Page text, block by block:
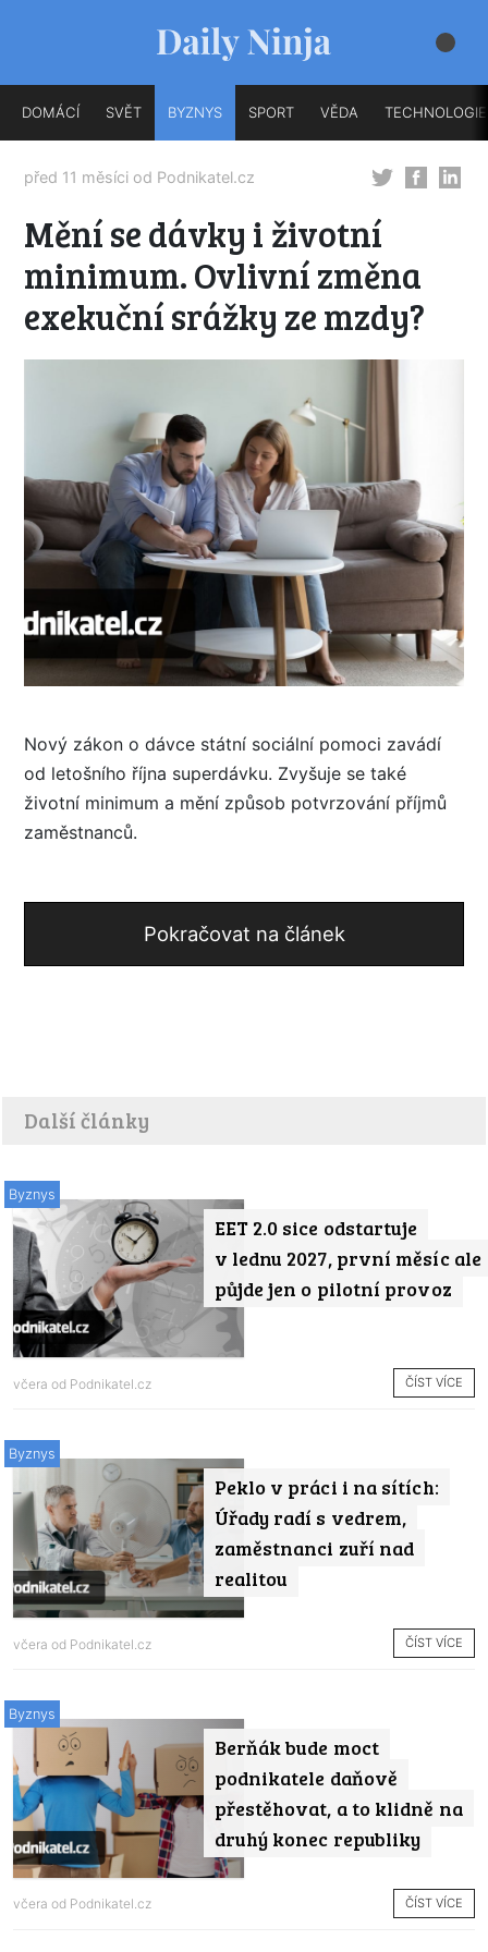
DOMÁCÍ SVĚT BYZNYS SPORT VĚDA TECHNOLOGIE
před 11 měsíci od Podnikatel.cz
Mění se dávky i životní
minimum. Ovlivní změna
exekuční srážky ze mzdy?
Nový zákon o dávce státní sociální pomoci zavádí
od letošního října superdávku. Zvyšuje se také
životní minimum a mění způsob potvrzování příjmů
zaměstnanců.
Pokračovat na článek
Další články
EET 2.0 sice odstartuje
v lednu 2027, první měsíc ale
půjde jen o pilotní provoz
Byznys
včera od Podnikatel.cz ČÍST VÍCE
Peklo v práci i na sítích:
Úřady radí s vedrem,
zaměstnanci zuří nad
realitou
Byznys
včera od Podnikatel.cz ČÍST VÍCE
Berňák bude moct
podnikatele daňově
přestěhovat, a to klidně na
druhý konec republiky
Byznys
včera od Podnikatel.cz ČÍST VÍCE